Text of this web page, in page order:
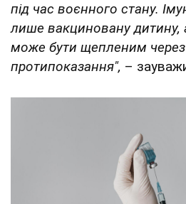
під час воєнного стану.
лише вакциновану дитину,
може бути щепленим
протипоказання", –